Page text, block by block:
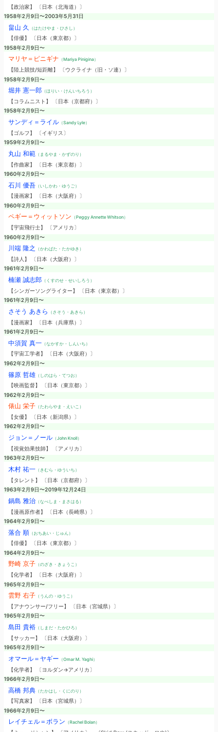
【政治家】 〔日本（北海道）〕
1958年2月9日〜2003年5月31日
畠山 久 （はたけやま・ひさし）
【俳優】 〔日本（東京都）〕
1958年2月9日〜
マリヤ＝ピニギナ （Mariya Pinigina）
【陸上競技/短距離】 〔ウクライナ（旧・ソ連）〕
1958年2月9日〜
堀井 憲一郎（ほりい・けんいちろう）
【コラムニスト】 〔日本（京都府）〕
1958年2月9日〜
サンディ＝ライル（Sandy Lyle）
【ゴルフ】 〔イギリス〕
1959年2月9日〜
丸山 和範 （まるやま・かずのり）
【作曲家】 〔日本（東京都）〕
1960年2月9日〜
石川 優吾（いしかわ・ゆうご）
【漫画家】 〔日本（大阪府）〕
1960年2月9日〜
ペギー＝ウィットソン （Peggy Annette Whitson）
【宇宙飛行士】 〔アメリカ〕
1960年2月9日〜
川端 隆之 （かわばた・たかゆき）
【詩人】 〔日本（大阪府）〕
1961年2月9日〜
楠瀬 誠志郎（くすのせ・せいしろう）
【シンガーソングライター】 〔日本（東京都）〕
1961年2月9日〜
さそう あきら （さそう・あきら）
【漫画家】 〔日本（兵庫県）〕
1961年2月9日〜
中須賀 真一（なかすか・しんいち）
【宇宙工学者】 〔日本（大阪府）〕
1962年2月9日〜
篠原 哲雄（しのはら・てつお）
【映画監督】 〔日本（東京都）〕
1962年2月9日〜
俵山 栄子（たわらやま・えいこ）
【女優】 〔日本（新潟県）〕
1962年2月9日〜
ジョン＝ノール（John Knoll）
【視覚効果技師】 〔アメリカ〕
1963年2月9日〜
木村 祐一（きむら・ゆういち）
【タレント】 〔日本（京都府）〕
1963年2月9日〜2019年12月24日
鍋島 雅治（なべしま・まさはる）
【漫画原作者】 〔日本（長崎県）〕
1964年2月9日〜
落合 順 （おちあい・じゅん）
【俳優】 〔日本（東京都）〕
1964年2月9日〜
野崎 京子（のざき・きょうこ）
【化学者】 〔日本（大阪府）〕
1965年2月9日〜
雲野 右子（うんの・ゆうこ）
【アナウンサー/フリー】 〔日本（宮城県）〕
1965年2月9日〜
島田 貴裕（しまだ・たかひろ）
【サッカー】 〔日本（大阪府）〕
1965年2月9日〜
オマール＝ヤギー （Omar M. Yaghi）
【化学者】 〔ヨルダン→アメリカ〕
1966年2月9日〜
高橋 邦典（たかはし・くにのり）
【写真家】 〔日本（宮城県）〕
1966年2月9日〜
レイチェル＝ボラン （Rachel Bolan）